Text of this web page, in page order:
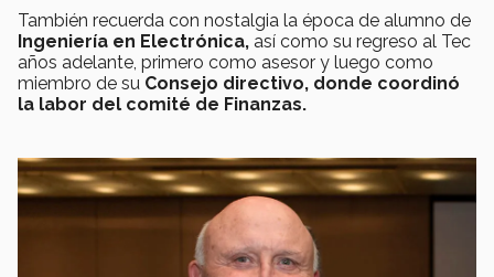
También recuerda con nostalgia la época de alumno de
Ingeniería en Electrónica, así como su regreso al Tec
años adelante, primero como asesor y luego como
miembro de su Consejo directivo, donde coordinó
la labor del comité de Finanzas.